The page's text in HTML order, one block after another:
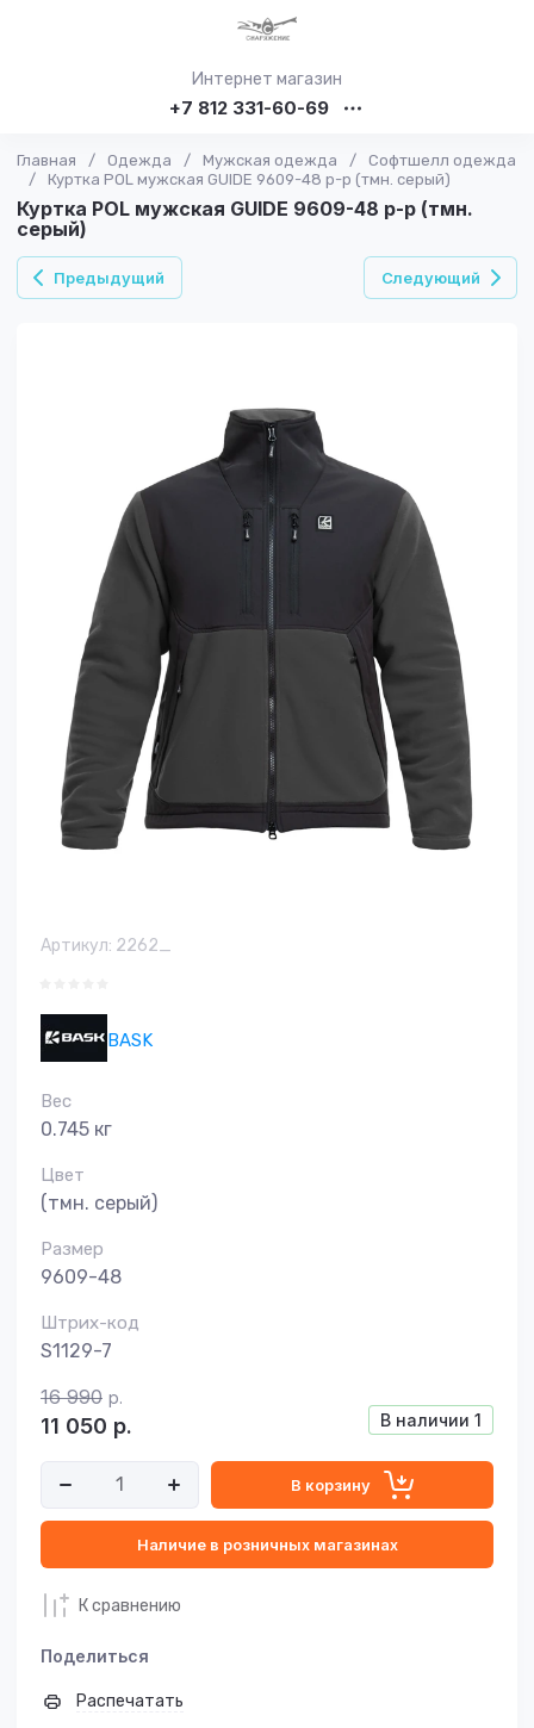
Интернет магазин
+7 812 331-60-69
Главная / Одежда / Мужская одежда /
Софтшелл одежда
/
Куртка POL мужская GUIDE 9609-48 р-р (тмн. серый)
Куртка POL мужская GUIDE 9609-48 р-р (тмн.
серый)
Предыдущий Следующий
Артикул: 2262_
BASK
Вес
0.745 кг
Цвет
(тмн. серый)
Размер
9609-48
Штрих-код
S1129-7
В наличии 1
16 990 р.
11 050 р.
В корзину
Наличие в розничных магазинах
К сравнению
Поделиться
Распечатать